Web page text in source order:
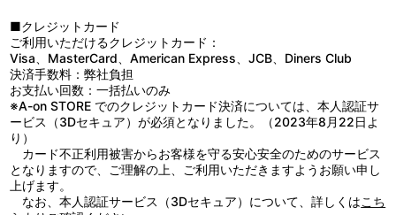
生産エリア：日本
■クレジットカード
ご利用いただけるクレジットカード：
Visa、MasterCard、American Express、JCB、Diners Club
決済手数料：弊社負担
お支払い回数：一括払いのみ
※A-on STORE でのクレジットカード決済については、本人認証サ
ービス（3Dセキュア）が必須となりました。（2023年8月22日よ
り）
カード不正利用被害からお客様を守る安心安全のためのサービス
となりますので、ご理解の上、ご利用いただきますようお願い申し
上げます。
なお、本人認証サービス（3Dセキュア）について、詳しくはこち